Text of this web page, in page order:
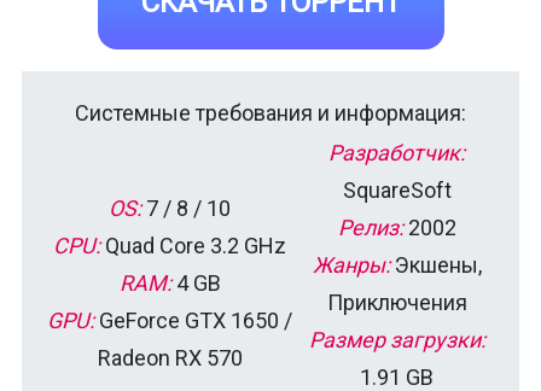
Системные требования и информация:
OS:7 / 8 / 10
CPU:Quad Core 3.2 GHz
RAM:4 GB
GPU:GeForce GTX 1650 /
Radeon RX 570
Разработчик:
SquareSoft
Релиз:2002
Жанры:Экшены,
Приключения
Размер загрузки:
1.91 GB